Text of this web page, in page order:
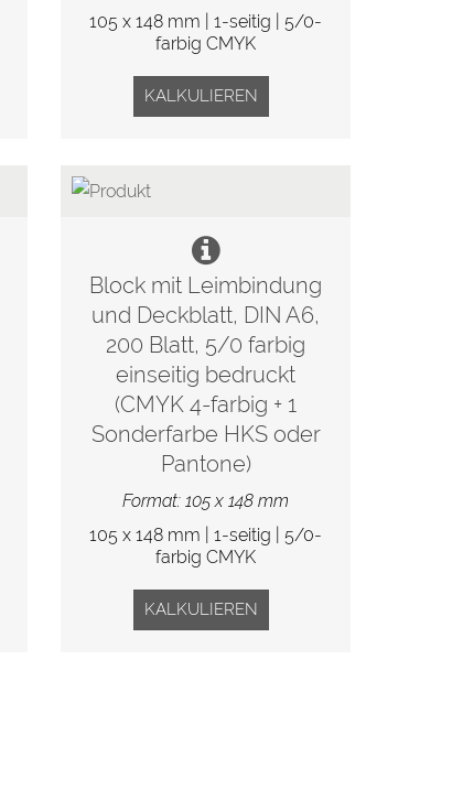
105 x 148 mm | 1-seitig | 5/0-
farbig CMYK
KALKULIEREN
Block mit Leimbindung
und Deckblatt, DIN A6,
200 Blatt, 5/0 farbig
einseitig bedruckt
(CMYK 4-farbig + 1
Sonderfarbe HKS oder
Pantone)
Format: 105 x 148 mm
105 x 148 mm | 1-seitig | 5/0-
farbig CMYK
KALKULIEREN